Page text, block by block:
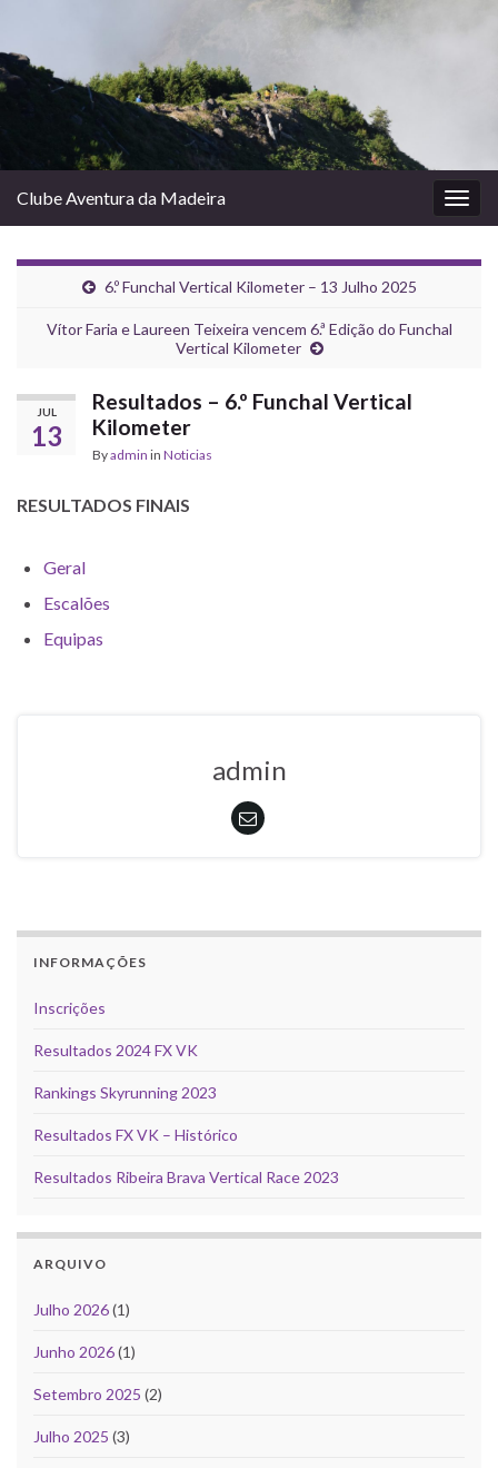
Clube Aventura da Madeira
6.º Funchal Vertical Kilometer – 13 Julho 2025
Vítor Faria e Laureen Teixeira vencem 6.ª Edição do Funchal
Vertical Kilometer
JUL
13
Resultados – 6.º Funchal Vertical
Kilometer
Byadmin in Noticias
RESULTADOS FINAIS
Geral
Escalões
Equipas
admin
INFORMAÇÕES
Inscrições
Resultados 2024 FX VK
Rankings Skyrunning 2023
Resultados FX VK – Histórico
Resultados Ribeira Brava Vertical Race 2023
ARQUIVO
Julho 2026(1)
Junho 2026(1)
Setembro 2025 (2)
Julho 2025 (3)